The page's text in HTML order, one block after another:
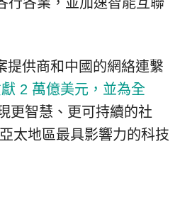
提供商和中國的網絡連繫
2 萬億美元，並為全
更智慧、更可持續的社
太地區最具影響力的科技